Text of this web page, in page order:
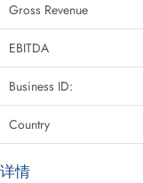
Gross Revenue
EBITDA
Business ID:
Country
详情